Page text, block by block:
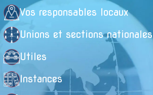
Vos responsables locaux
Unions et sections nationales
Utiles
Instances